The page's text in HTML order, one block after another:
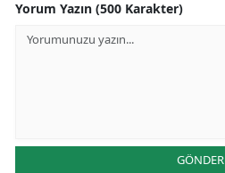
Yorum Yazın (500 Karakter)
GÖNDER